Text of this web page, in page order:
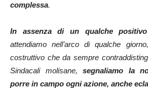
complessa.
In assenza di un qualche
attendiamo nell’arco di qualche
costruttivo che da sempre
Sindacali molisane, segnaliamo la
porre in campo ogni azione, anche